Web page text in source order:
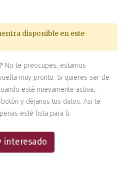
disponible en este
No te preocupes, estamos
muy pronto. Si quieres ser de
esté nuevamente activa,
y déjanos tus datos. Asi te
esté lista para ti.
interesado